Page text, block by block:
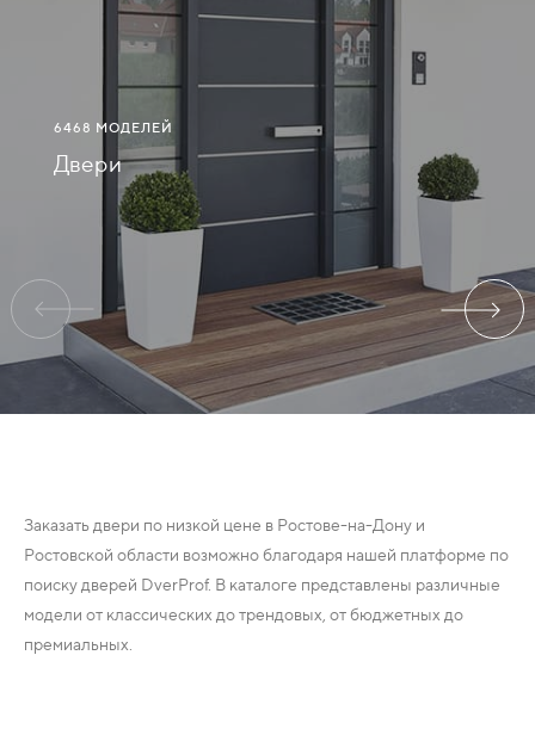
СВЯЗАТЬСЯ
ВОЙТИ
РОСТОВ-
ДОНУ
6468 МОДЕЛЕЙ
Двери
Заказать двери по низкой цене в Ростове-на-Дону и
Ростовской области возможно благодаря нашей платформе по
поиску дверей DverProf. В каталоге представлены различные
модели от классических до трендовых, от бюджетных до
премиальных.